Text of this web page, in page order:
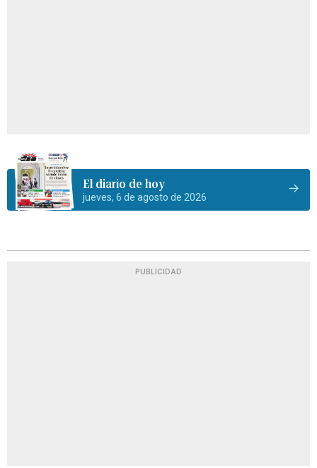
El diario de hoy
jueves, 6 de agosto de 2026
PUBLICIDAD